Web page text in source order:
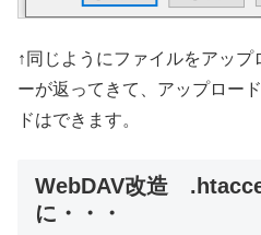
↑同じようにファイルをアッ
ーが返ってきて、アップロー
ドはできます。
WebDAV改造
に・・・